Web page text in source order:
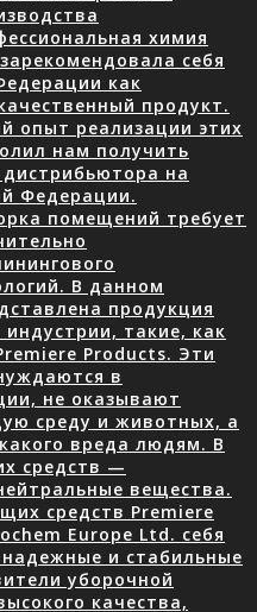
химия
себя
как
продукт.
опыт реализации этих
нам получить
дистрибьютора на
Федерации.
помещений требует
В данном
продукция
индустрии, такие, как
Products. Эти
в
не оказывают
среду и животных, а
вреда людям. В
средств —
вещества.
средств Premiere
Europe Ltd. себя
и стабильные
уборочной
качества,